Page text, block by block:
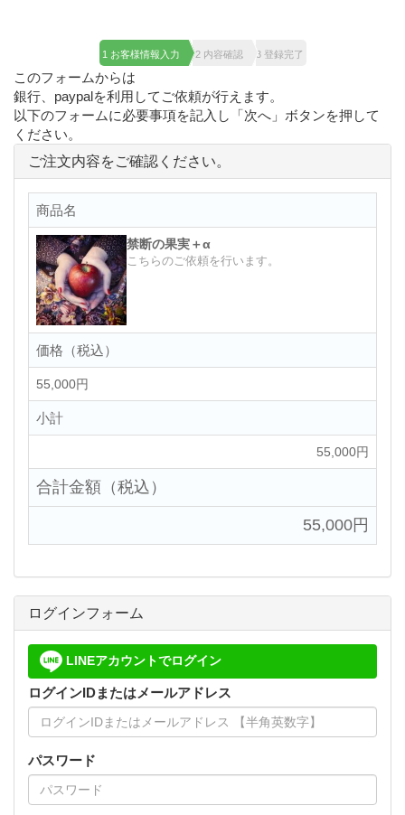
1 お客様情報入力 2 内容確認 3 登録完了
このフォームからは
銀行、paypalを利用してご依頼が行えます。
以下のフォームに必要事項を記入し「次へ」ボタンを押して
ください。
ご注文内容をご確認ください。
商品名
禁断の果実＋α
こちらのご依頼を行います。
価格（税込）
55,000円
小計
55,000円
合計金額（税込）
55,000円
ログインフォーム
LINEアカウントでログイン
ログインIDまたはメールアドレス
パスワード